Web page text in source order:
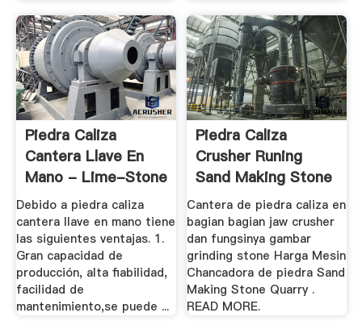
Piedra Caliza
Cantera Llave En
Mano - Lime-Stone
.
Debido a piedra caliza
cantera llave en mano tiene
las siguientes ventajas. 1.
Gran capacidad de
producción, alta fiabilidad,
facilidad de
mantenimiento,se puede ...
Piedra Caliza
Crusher Runing
Sand Making Stone
.
Cantera de piedra caliza en
bagian bagian jaw crusher
dan fungsinya gambar
grinding stone Harga Mesin
Chancadora de piedra Sand
Making Stone Quarry .
READ MORE.